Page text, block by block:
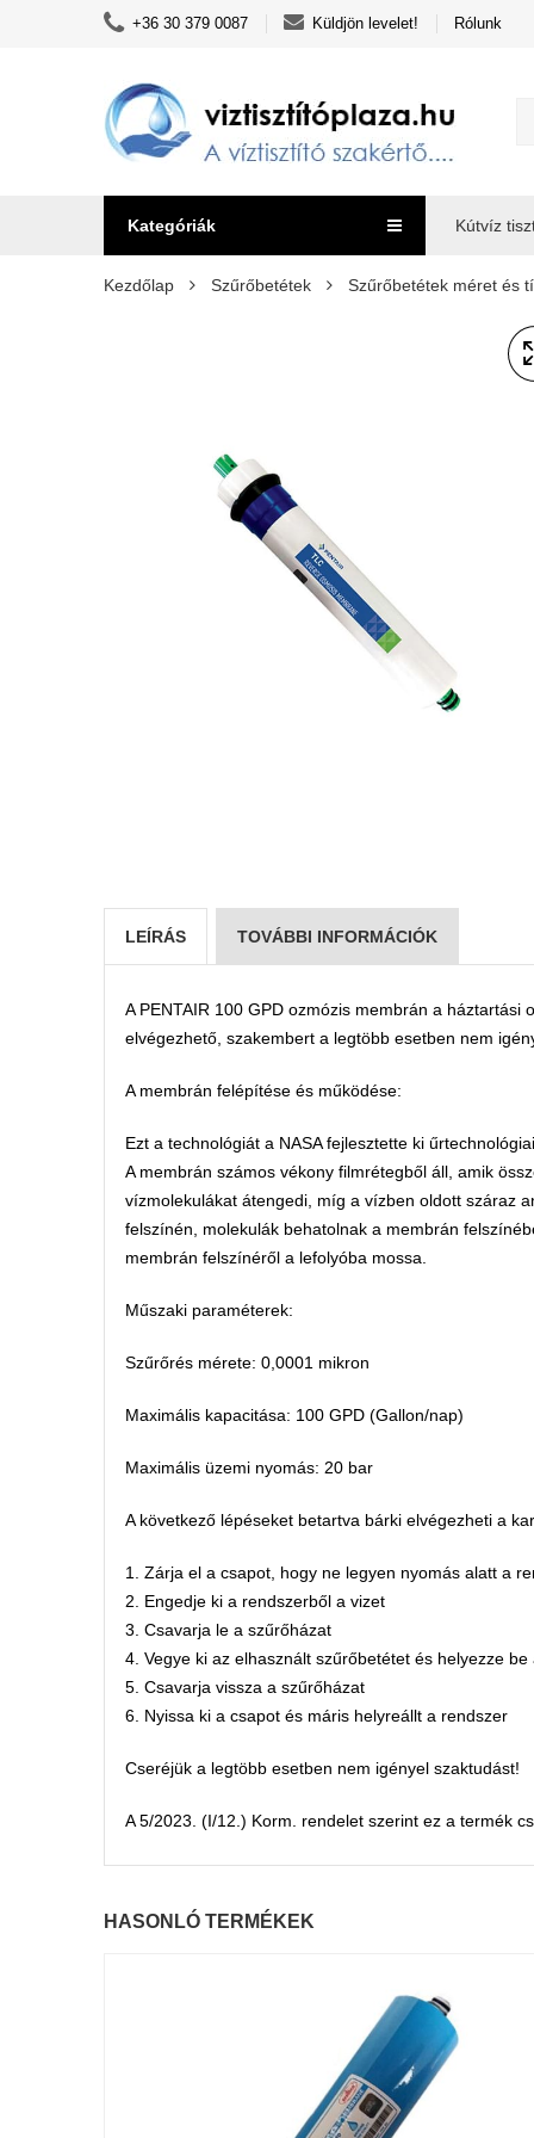
+36 30 379 0087 Küldjön levelet! Rólunk
Kategóriák Kútvíz
Kezdőlap Szűrőbetétek Szűrőbetétek méret és
LEÍRÁS TOVÁBBI INFORMÁCIÓK
A PENTAIR 100 GPD ozmózis membrán a
elvégezhető, szakembert a legtöbb esetben nem
A membrán felépítése és működése:
Ezt a technológiát a NASA fejlesztette ki
A membrán számos vékony filmrétegből áll, amik
vízmolekulákat átengedi, míg a vízben oldott száraz
felszínén, molekulák behatolnak a membrán
membrán felszínéről a lefolyóba mossa.
Műszaki paraméterek:
Szűrőrés mérete: 0,0001 mikron
Maximális kapacitása: 100 GPD (Gallon/nap)
Maximális üzemi nyomás: 20 bar
A következő lépéseket betartva bárki elvégezheti a
1. Zárja el a csapot, hogy ne legyen nyomás alatt a
2. Engedje ki a rendszerből a vizet
3. Csavarja le a szűrőházat
4. Vegye ki az elhasznált szűrőbetétet és helyezze be
5. Csavarja vissza a szűrőházat
6. Nyissa ki a csapot és máris helyreállt a rendszer
Cseréjük a legtöbb esetben nem igényel szaktudást!
A 5/2023. (I/12.) Korm. rendelet szerint ez a termék
HASONLÓ TERMÉKEK